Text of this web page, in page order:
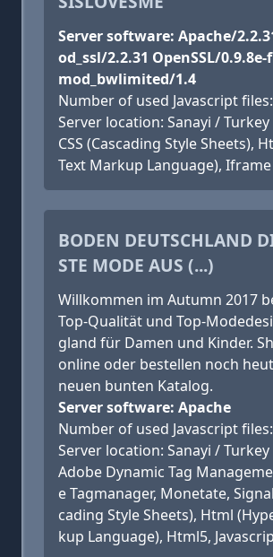
Server software: Apache/
od_ssl/2.2.31 OpenSSL/
mod_bwlimited/1.4
Number of used Javascript
Server location: Sanayi / Turkey
CSS (Cascading Style Sheets),
Text Markup Language), Iframe
BODEN DEUTSCHLAND
STE MODE AUS (...)
Willkommen im Autumn 2017
Top-Qualität und Top-
gland für Damen und Kinder.
online oder bestellen noch
neuen bunten Katalog.
Server software: Apache
Number of used Javascript
Server location: Sanayi / Turkey
Adobe Dynamic Tag
e Tagmanager, Monetate,
cading Style Sheets), Html
kup Language), Html5,